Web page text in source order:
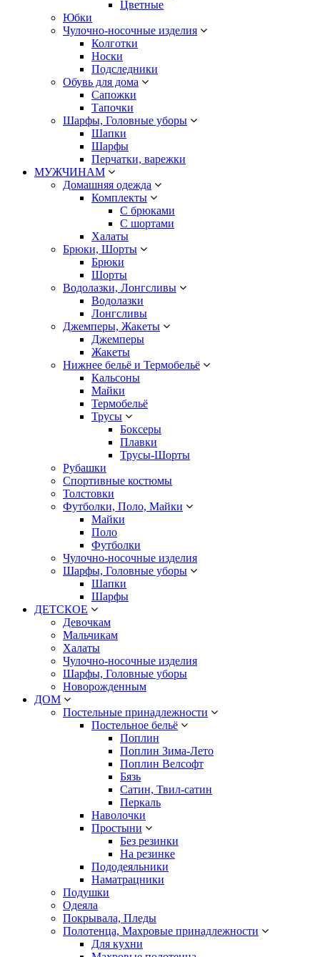
Цветные
Юбки
Чулочно-носочные изделия
Колготки
Носки
Подследники
Обувь для дома
Сапожки
Тапочки
Шарфы, Головные уборы
Шапки
Шарфы
Перчатки, варежки
МУЖЧИНАМ
Домашняя одежда
Комплекты
С брюками
С шортами
Халаты
Брюки, Шорты
Брюки
Шорты
Водолазки, Лонгсливы
Водолазки
Лонгсливы
Джемперы, Жакеты
Джемперы
Жакеты
Нижнее бельё и Термобельё
Кальсоны
Майки
Термобельё
Трусы
Боксеры
Плавки
Трусы-Шорты
Рубашки
Спортивные костюмы
Толстовки
Футболки, Поло, Майки
Майки
Поло
Футболки
Чулочно-носочные изделия
Шарфы, Головные уборы
Шапки
Шарфы
ДЕТСКОЕ
Девочкам
Мальчикам
Халаты
Чулочно-носочные изделия
Шарфы, Головные уборы
Новорожденным
ДОМ
Постельные принадлежности
Постельное бельё
Поплин
Поплин Зима-Лето
Поплин Велсофт
Бязь
Сатин, Твил-сатин
Перкаль
Наволочки
Простыни
Без резинки
На резинке
Пододеяльники
Наматрацники
Подушки
Одеяла
Покрывала, Пледы
Полотенца, Махровые принадлежности
Для кухни